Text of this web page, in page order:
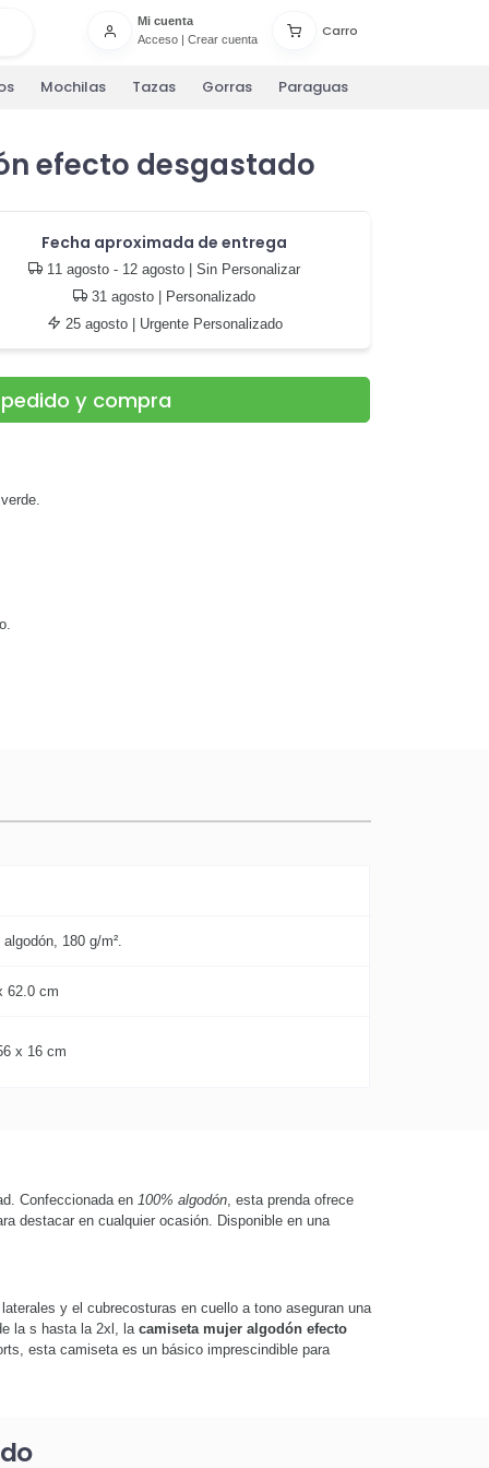
Mi cuenta
Acceso| Crear cuenta
Carro
Mochilas Tazas Gorras Paraguas
efecto desgastado
Fecha aproximada de entrega
11 agosto - 12 agosto | Sin Personalizar
31 agosto | Personalizado
25 agosto| Urgente Personalizado
y compra
180 g/m².
62.0 cm
x 16 cm
Confeccionada en 100% algodón, esta prenda ofrece
destacar en cualquier ocasión. Disponible en una
y el cubrecosturas en cuello a tono aseguran una
la s hasta la 2xl, la camiseta mujer algodón efecto
esta camiseta es un básico imprescindible para